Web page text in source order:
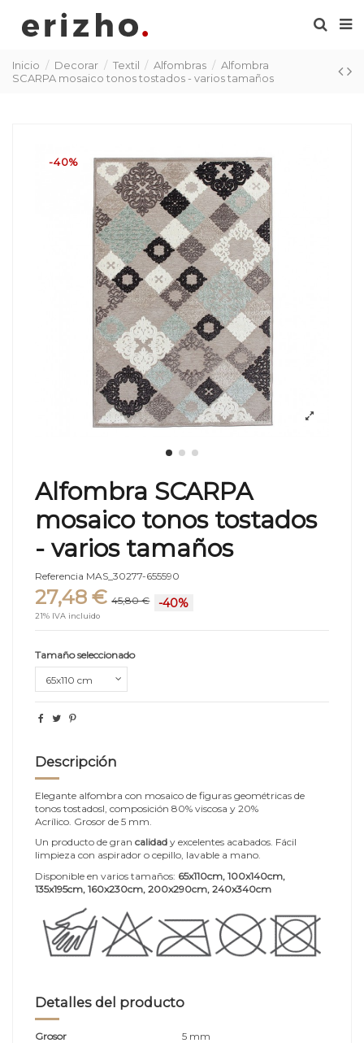
Inicio Decorar Textil Alfombras
Alfombra
SCARPA mosaico tonos tostados - varios tamaños
-40%
Alfombra SCARPA
mosaico tonos tostados
- varios tamaños
Referencia MAS_30277-655590
27,48 € 45,80 € -40%
21% IVA incluido
Tamaño seleccionado
Descripción
Elegante alfombra con mosaico de figuras geométricas de
tonos tostadosl, composición 80% viscosa y 20%
Acrílico. Grosor de 5 mm.
Un producto de gran calidad y excelentes acabados. Fácil
limpieza con aspirador o cepillo, lavable a mano.
Disponible en varios tamaños: 65x110cm, 100x140cm,
135x195cm, 160x230cm, 200x290cm, 240x340cm
Detalles del producto
Grosor
5 mm